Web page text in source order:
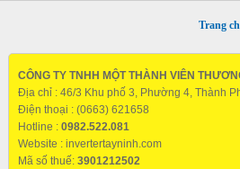
Trang
CÔNG TY TNHH MỘT THÀNH VIÊN
Địa chỉ : 46/3 Khu phố 3, Phường 4, Thành
Điện thoại : (0663) 621658
Hotline : 0982.522.081
Website : invertertayninh.com
Mã số thuế: 3901212502